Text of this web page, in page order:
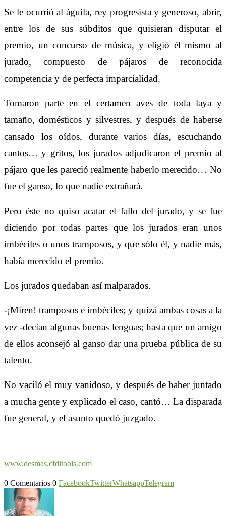
Se le ocurrió al águila, rey progresista y generoso, abrir,
entre los de sus súbditos que quisieran disputar el
premio, un concurso de música, y eligió él mismo al
jurado, compuesto de pájaros de reconocida
competencia y de perfecta imparcialidad.
Tomaron parte en el certamen aves de toda laya y
tamaño, domésticos y silvestres, y después de haberse
cansado los oídos, durante varios días, escuchando
cantos… y gritos, los jurados adjudicaron el premio al
pájaro que les pareció realmente haberlo merecido… No
fue el ganso, lo que nadie extrañará.
Pero éste no quiso acatar el fallo del jurado, y se fue
diciendo por todas partes que los jurados eran unos
imbéciles o unos tramposos, y que sólo él, y nadie más,
había merecido el premio.
Los jurados quedaban así malparados.
-¡Miren! tramposos e imbéciles; y quizá ambas cosas a la
vez -decían algunas buenas lenguas; hasta que un amigo
de ellos aconsejó al ganso dar una prueba pública de su
talento.
No vaciló el muy vanidoso, y después de haber juntado
a mucha gente y explicado el caso, cantó… La disparada
fue general, y el asunto quedó juzgado.
www.desmas.cfditools.com
0 Comentarios 0 FacebookTwitterWhatsappTelegram